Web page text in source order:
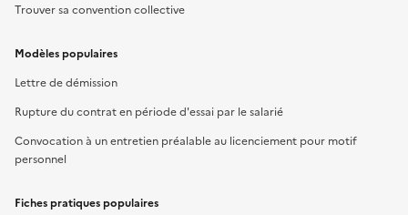
Trouver sa convention collective
Modèles populaires
Lettre de démission
Rupture du contrat en période d'essai par le salarié
Convocation à un entretien préalable au licenciement pour motif
personnel
Fiches pratiques populaires